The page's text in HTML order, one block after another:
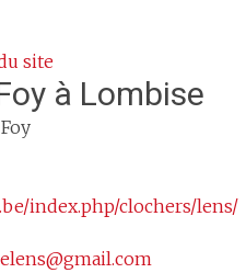
site
à Lombise
index.php/clochers/lens/